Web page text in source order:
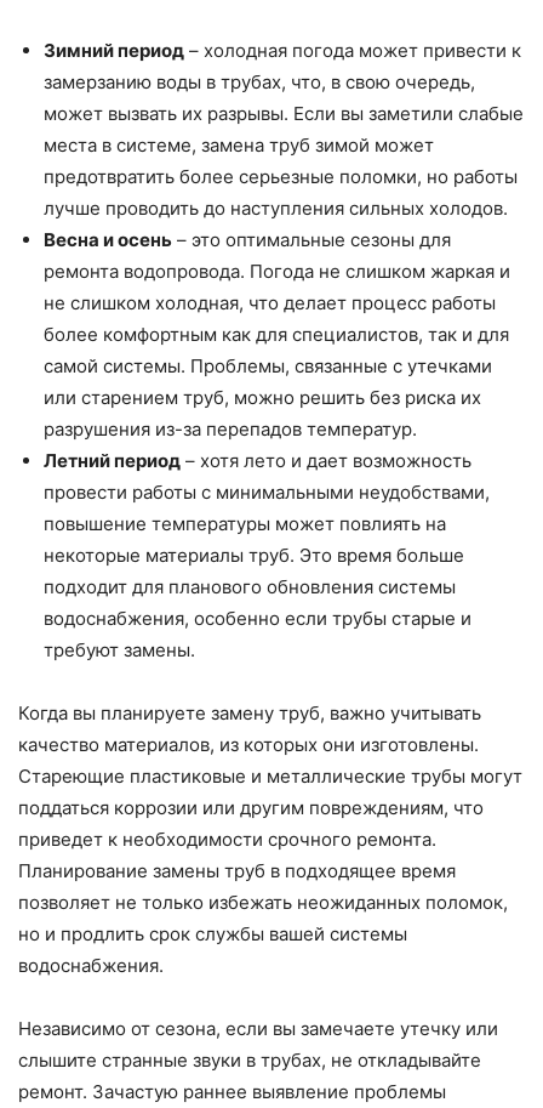
Зимний период – холодная погода может привести к
замерзанию воды в трубах, что, в свою очередь,
может вызвать их разрывы. Если вы заметили слабые
места в системе, замена труб зимой может
предотвратить более серьезные поломки, но работы
лучше проводить до наступления сильных холодов.
Весна и осень – это оптимальные сезоны для
ремонта водопровода. Погода не слишком жаркая и
не слишком холодная, что делает процесс работы
более комфортным как для специалистов, так и для
самой системы. Проблемы, связанные с утечками
или старением труб, можно решить без риска их
разрушения из-за перепадов температур.
Летний период – хотя лето и дает возможность
провести работы с минимальными неудобствами,
повышение температуры может повлиять на
некоторые материалы труб. Это время больше
подходит для планового обновления системы
водоснабжения, особенно если трубы старые и
требуют замены.
Когда вы планируете замену труб, важно учитывать
качество материалов, из которых они изготовлены.
Стареющие пластиковые и металлические трубы могут
поддаться коррозии или другим повреждениям, что
приведет к необходимости срочного ремонта.
Планирование замены труб в подходящее время
позволяет не только избежать неожиданных поломок,
но и продлить срок службы вашей системы
водоснабжения.
Независимо от сезона, если вы замечаете утечку или
слышите странные звуки в трубах, не откладывайте
ремонт. Зачастую раннее выявление проблемы